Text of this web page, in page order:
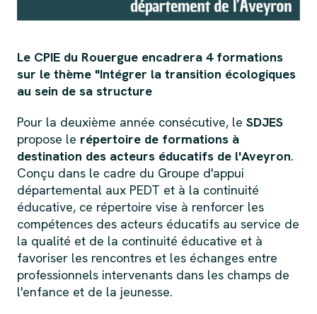
Le CPIE du Rouergue encadrera 4 formations
sur le thème "Intégrer la transition écologiques
au sein de sa structure
Pour la deuxième année consécutive, le SDJES
propose le répertoire de formations à
destination des acteurs éducatifs de l'Aveyron.
Conçu dans le cadre du Groupe d'appui
départemental aux PEDT et à la continuité
éducative, ce répertoire vise à renforcer les
compétences des acteurs éducatifs au service de
la qualité et de la continuité éducative et à
favoriser les rencontres et les échanges entre
professionnels intervenants dans les champs de
l'enfance et de la jeunesse.